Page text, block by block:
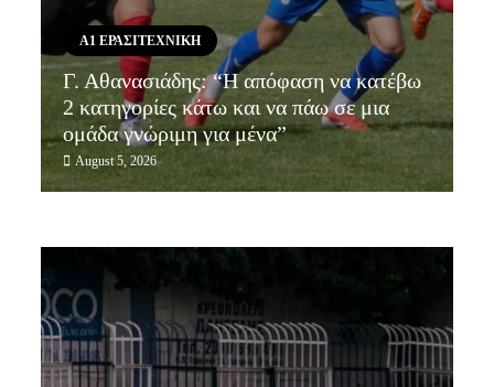
Α1 ΕΡΑΣΙΤΕΧΝΙΚΗ
Γ. Αθανασιάδης: “Η απόφαση να κατέβω
2 κατηγορίες κάτω και να πάω σε μια
ομάδα γνώριμη για μένα”
August 5, 2026